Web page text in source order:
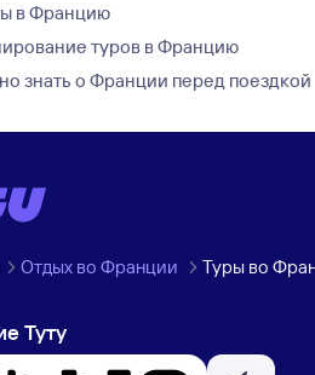
в Францию
туров в Францию
знать о Франции перед поездкой
Отдых во Франции Туры во
Туту